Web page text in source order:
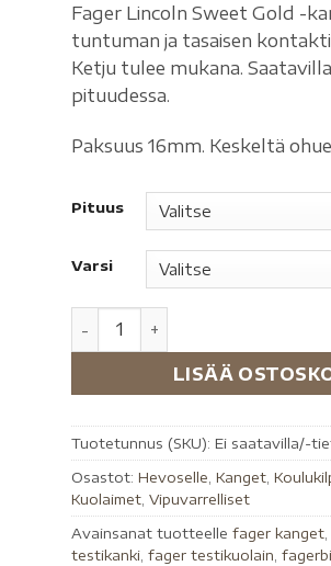
Fager Lincoln Sweet Gold -
tuntuman ja tasaisen
Ketju tulee mukana.
pituudessa.
Paksuus 16mm. Keskeltä
Pituus
Varsi
LISÄÄ
Tuotetunnus (SKU): Ei saatavilla/-
Osastot:Hevoselle,Kanget,
Kuolaimet,Vipuvarrelliset
Avainsanat tuotteellefager kanget
testikanki,fager testikuolain,